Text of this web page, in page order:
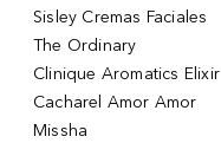
Sisley Cremas Faciales
The Ordinary
Clinique Aromatics Elixir
Cacharel Amor Amor
Missha